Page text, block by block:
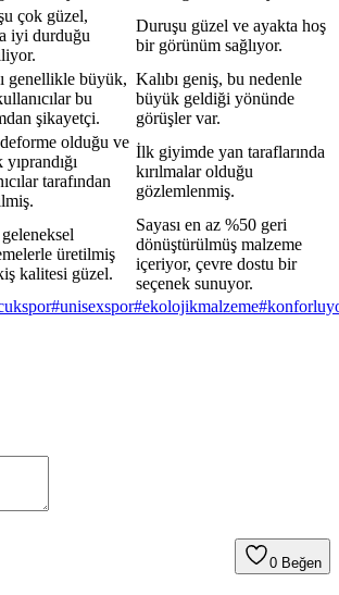
çok güzel,
iyi durduğu
Duruşu güzel ve ayakta hoş
bir görünüm sağlıyor.
genellikle büyük,
bu
şikayetçi.
Kalıbı geniş, bu nedenle
büyük geldiği yönünde
görüşler var.
deforme olduğu ve
tarafından
İlk giyimde yan taraflarında
kırılmalar olduğu
gözlemlenmiş.
üretilmiş
kalitesi güzel.
Sayası en az %50 geri
dönüştürülmüş malzeme
içeriyor, çevre dostu bir
seçenek sunuyor.
#unisexspor#ekolojikmalzeme#
0 Beğen